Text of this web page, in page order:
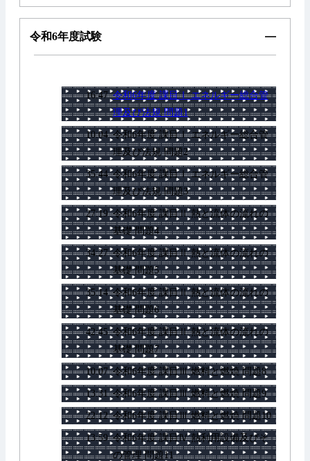
令和6年度試験
16:47 令和6年度 課目Ⅰ エネルギー総合管
理及び法規 問題1
10:04 令和6年度 課目Ⅰ エネルギー総合管
理及び法規 問題2
35:44 令和6年度 課目Ⅰ エネルギー総合管
理及び法規 問題3
27:19 令和6年度 課目Ⅱ 熱と流体の流れの
基礎 問題4
34:27 令和6年度 課目Ⅱ 熱と流体の流れの
基礎 問題5
35:14 令和6年度 課目Ⅱ 熱と流体の流れの
基礎 問題6
42:45 令和6年度 課目Ⅱ 熱と流体の流れの
基礎 問題7
10:07 令和6年度 課目Ⅲ 燃料と燃焼 問題8
13:31 令和6年度 課目Ⅲ 燃料と燃焼 問題9
22:12 令和6年度 課目Ⅲ 燃料と燃焼 問題10
13:59 令和6年度 課目Ⅳ 熱利用設備及びそ
の管理 問題11